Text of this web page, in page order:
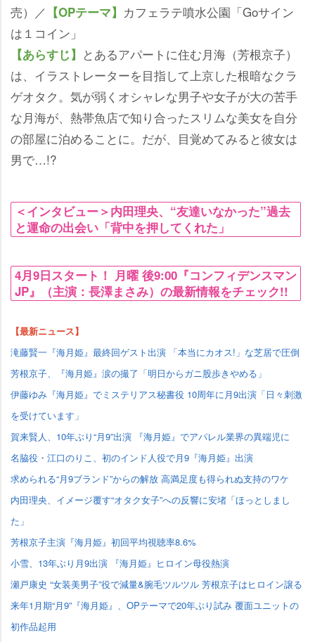
売）／ 【OPテーマ】 カフェラテ噴水公園「Goサイン
は１コイン」
【あらすじ】 とあるアパートに住む月海（芳根京子）
は、イラストレーターを目指して上京した根暗なクラ
ゲオタク。気が弱くオシャレな男子や女子が大の苦手
な月海が、熱帯魚店で知り合ったスリムな美女を自分
の部屋に泊めることに。だが、目覚めてみると彼女は
男で…!?
＜インタビュー＞内田理央、“友達いなかった”過去
と運命の出会い「背中を押してくれた」
4月9日スタート！ 月曜 後9:00『コンフィデンスマン
JP』（主演：長澤まさみ）の最新情報をチェック!!
【最新ニュース】
滝藤賢一『海月姫』最終回ゲスト出演 「本当にカオス!」な芝居で圧倒
芳根京子、『海月姫』涙の撮了「明日からガニ股歩きやめる」
伊藤ゆみ『海月姫』でミステリアス秘書役 10周年に月9出演「日々刺激
を受けています」
賀来賢人、10年ぶり“月9”出演 『海月姫』でアパレル業界の異端児に
名脇役・江口のりこ、初のインド人役で月9『海月姫』出演
求められる“月9ブランド”からの解放 高満足度も得られぬ支持のワケ
内田理央、イメージ覆す“オタク女子”への反響に安堵「ほっとしまし
た」
芳根京子主演『海月姫』初回平均視聴率8.6%
小雪、13年ぶり月9出演 『海月姫』ヒロイン母役熱演
瀬戸康史 “女装美男子”役で減量&腕毛ツルツル 芳根京子はヒロイン譲る
来年1月期“月9”『海月姫』、OPテーマで20年ぶり試み 覆面ユニットの
初作品起用